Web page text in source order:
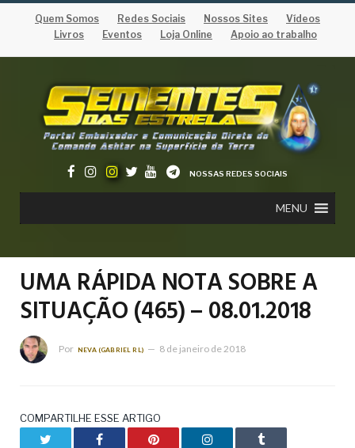
Quem Somos Redes Sociais Nossos Sites
Vídeos
Livros
Eventos Loja Online Apoio ao trabalho
NOSSAS REDES SOCIAIS
MENU
UMA RÁPIDA NOTA SOBRE A
SITUAÇÃO (465) – 08.01.2018
Por NEVA (GABRIEL RL) 8 de janeiro de 2018
COMPARTILHE ESSE ARTIGO
Facebook Pinterest LinkedIn Tumblr